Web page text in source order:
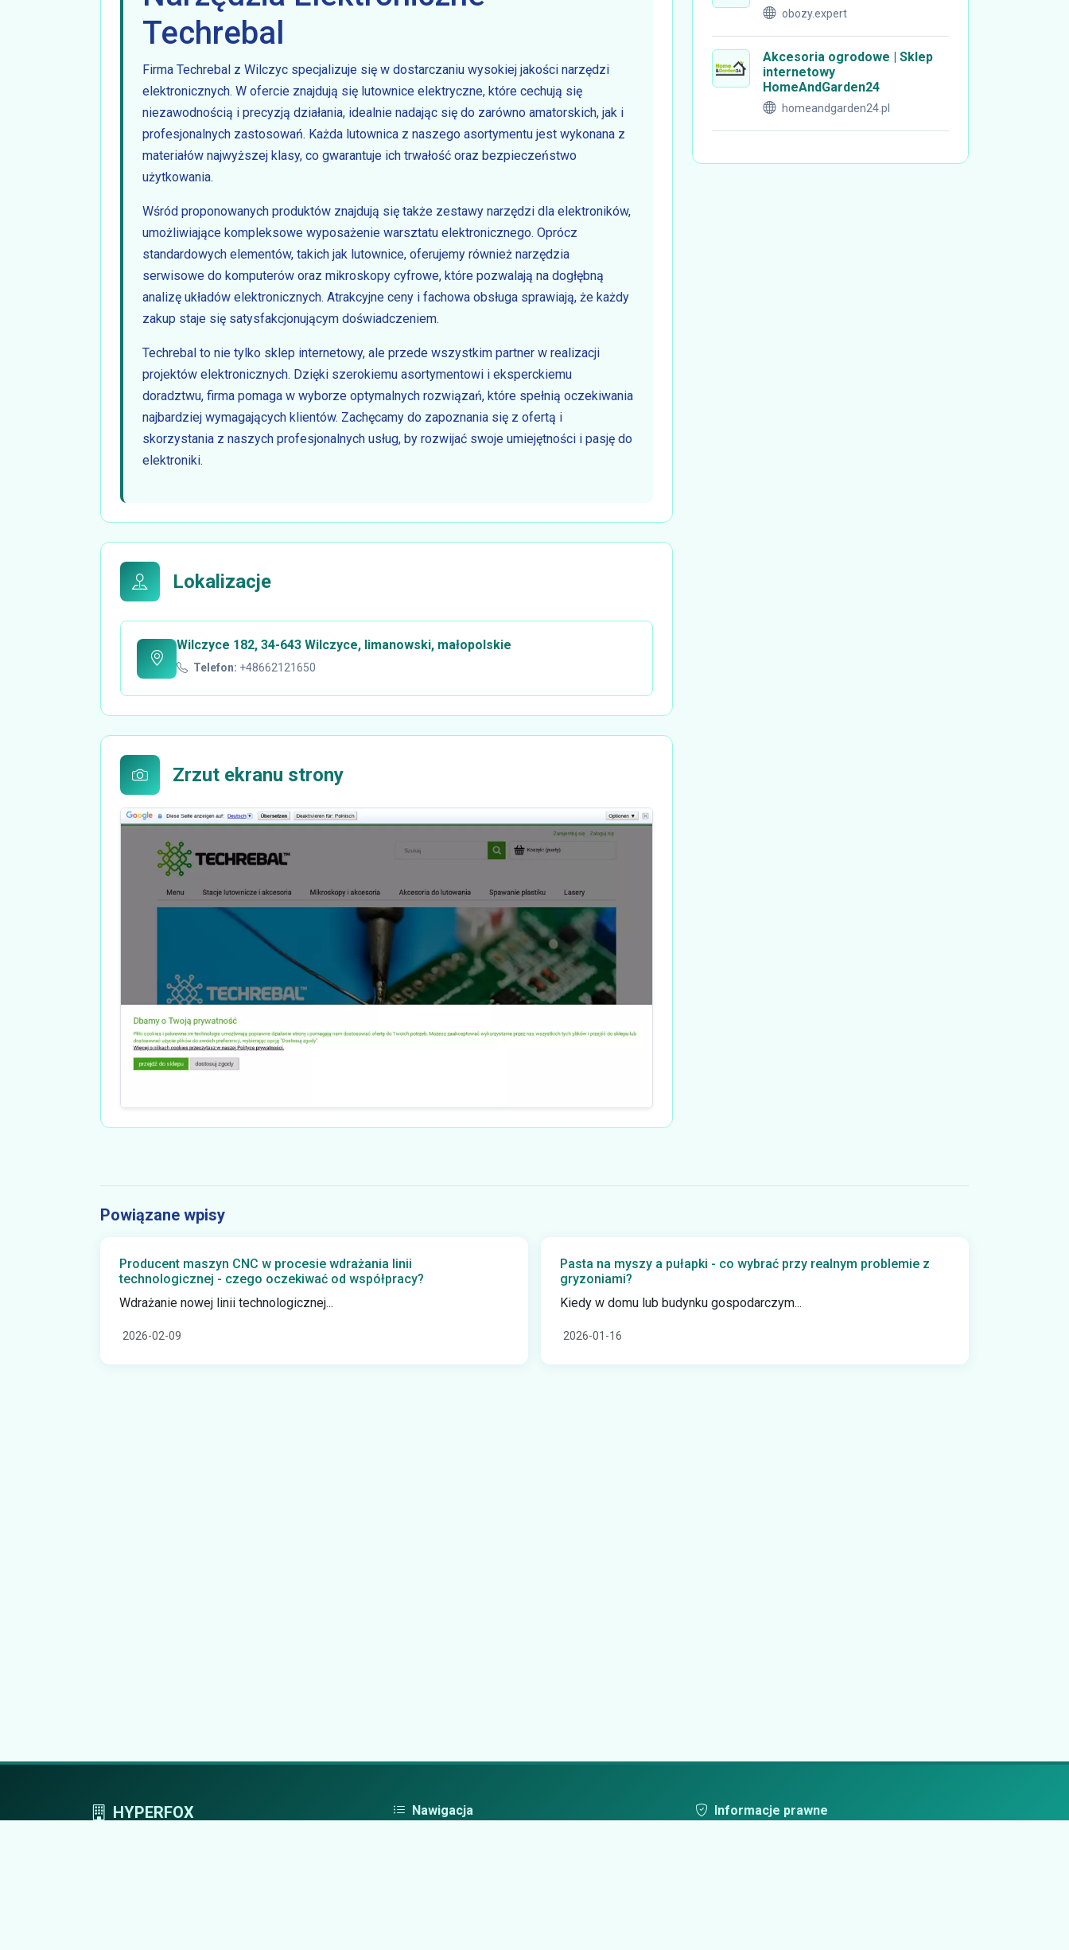
Techrebal
Firma Techrebal z Wilczyc specjalizuje się w dostarczaniu wysokiej jakości narzędzi
elektronicznych. W ofercie znajdują się lutownice elektryczne, które cechują się
niezawodnością i precyzją działania, idealnie nadając się do zarówno amatorskich, jak i
profesjonalnych zastosowań. Każda lutownica z naszego asortymentu jest wykonana z
materiałów najwyższej klasy, co gwarantuje ich trwałość oraz bezpieczeństwo
użytkowania.
Wśród proponowanych produktów znajdują się także zestawy narzędzi dla elektroników,
umożliwiające kompleksowe wyposażenie warsztatu elektronicznego. Oprócz
standardowych elementów, takich jak lutownice, oferujemy również narzędzia
serwisowe do komputerów oraz mikroskopy cyfrowe, które pozwalają na dogłębną
analizę układów elektronicznych. Atrakcyjne ceny i fachowa obsługa sprawiają, że każdy
zakup staje się satysfakcjonującym doświadczeniem.
Techrebal to nie tylko sklep internetowy, ale przede wszystkim partner w realizacji
projektów elektronicznych. Dzięki szerokiemu asortymentowi i eksperckiemu
doradztwu, firma pomaga w wyborze optymalnych rozwiązań, które spełnią oczekiwania
najbardziej wymagających klientów. Zachęcamy do zapoznania się z ofertą i
skorzystania z naszych profesjonalnych usług, by rozwijać swoje umiejętności i pasję do
elektroniki.
Lokalizacje
Wilczyce 182, 34-643 Wilczyce, limanowski, małopolskie
Telefon: +48662121650
Zrzut ekranu strony
obozy.expert
Akcesoria ogrodowe | Sklep
internetowy
HomeAndGarden24
homeandgarden24.pl
Powiązane wpisy
Producent maszyn CNC w procesie wdrażania linii
technologicznej - czego oczekiwać od współpracy?
Wdrażanie nowej linii technologicznej...
2026-02-09
Pasta na myszy a pułapki - co wybrać przy realnym problemie z
gryzoniami?
Kiedy w domu lub budynku gospodarczym...
2026-01-16
HYPERFOX Nawigacja Informacje prawne